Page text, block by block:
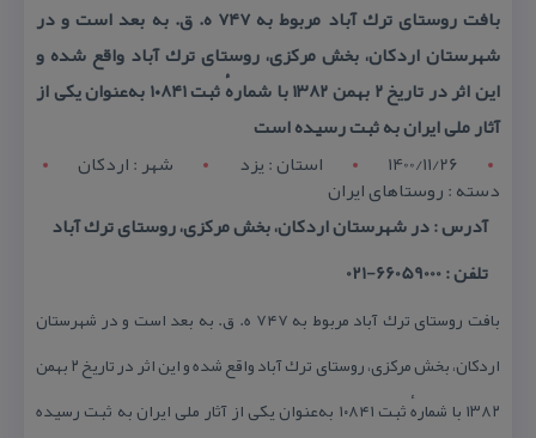
بافت روستای ترك آباد مربوط به ۷۴۷ ه. ق. به بعد است و در
شهرستان اردكان، بخش مركزی، روستای ترك آباد واقع شده و
این اثر در تاریخ ۲ بهمن ۱۳۸۲ با شمارهٔ ثبت ۱۰۸۴۱ به‌عنوان یكی از
آثار ملی ایران به ثبت رسیده است
1400/11/26
استان : يزد شهر : اردکان
دسته : روستاهای ایران
آدرس : در شهرستان اردكان، بخش مركزی، روستای ترك آباد
تلفن : 66059000-021
بافت روستای ترك آباد مربوط به ۷۴۷ ه. ق. به بعد است و در شهرستان
اردكان، بخش مركزی، روستای ترك آباد واقع شده و این اثر در تاریخ ۲ بهمن
۱۳۸۲ با شمارهٔ ثبت ۱۰۸۴۱ به‌عنوان یكی از آثار ملی ایران به ثبت رسیده